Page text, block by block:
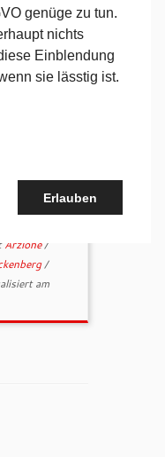
Arzlohe/
/
am
genüge zu tun.
nichts
Einblendung
sie lässtig ist.
Erlauben